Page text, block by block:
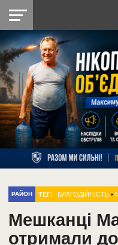
НІКОПОЛЬ
РАЙОН
СІЧЕСЛАВСЬКА
УКРАЇНА
РЕТРО
НІКОПОЛЬ
ЛАЙТ
УКРАЇНА
ДОПОМОГА
РАДІО
РАЙОН ТЕГ: БЛАГОДІЙНІСТЬ •
Мешканці
отримали